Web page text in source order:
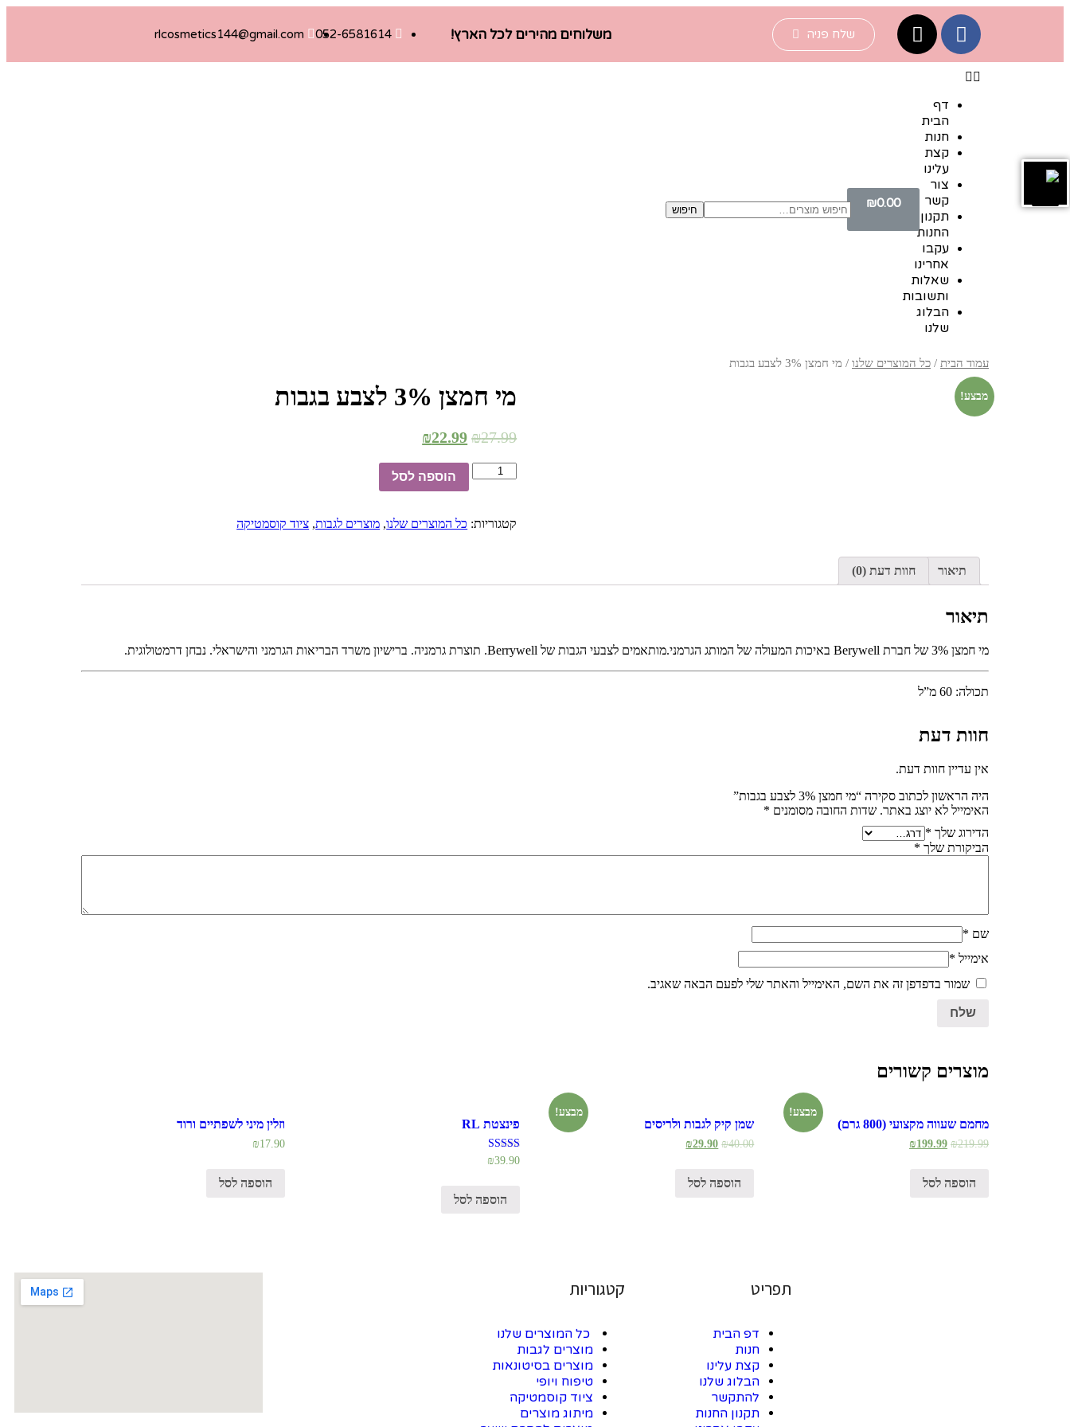
שלח פניה משלוחים מהירים לכל הארץ! 052-6581614
rlcosmetics144@gmail.com
דף
הבית
חנות
קצת
עלינו
צור
קשר
תקנון
החנות
עקבו
אחרינו
שאלות
ותשובות
הבלוג
שלנו
₪0.00 חיפוש
עמוד הבית / כל המוצרים שלנו / מי חמצן 3% לצבע בגבות
מבצע! מי חמצן 3% לצבע בגבות
₪27.99
₪22.99
הוספה לסל
קטגוריות: כל המוצרים שלנו, מוצרים לגבות, ציוד קוסמטיקה
תיאור חוות דעת (0)
תיאור
מי חמצן 3% של חברת Berywell באיכות המעולה של המותג הגרמני.מותאמים לצבעי הגבות של Berrywell. תוצרת גרמניה. ברישיון משרד הבריאות הגרמני והישראלי. נבחן דרמטולוגית.
תכולה: 60 מ”ל
חוות דעת
אין עדיין חוות דעת.
היה הראשון לכתוב סקירה “מי חמצן 3% לצבע בגבות”
האימייל לא יוצג באתר. שדות החובה מסומנים *
הדירוג שלך *
הביקורת שלך *
שם *
אימייל *
שמור בדפדפן זה את השם, האימייל והאתר שלי לפעם הבאה שאגיב.
מוצרים קשורים
מבצע!
מחמם שעווה מקצועי (800 גרם)
₪219.99
₪199.99
הוספה לסל
מבצע!
שמן קיק לגבות ולריסים
₪40.00
₪29.90
הוספה לסל
פינצטת RL
דורג
₪39.90
הוספה לסל
וזלין מיני לשפתיים ורוד
₪17.90
הוספה לסל
תפריט
דפ הבית
חנות
קצת עלינו
הבלוג שלנו
להתקשר
תקנון החנות
קטגוריות
כל המוצרים שלנו
מוצרים לגבות
מוצרים בסיטונאות
טיפוח ויופי
ציוד קוסמטיקה
מיתוג מוצרים